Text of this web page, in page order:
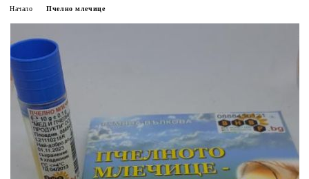
Начало Пчелно млечице